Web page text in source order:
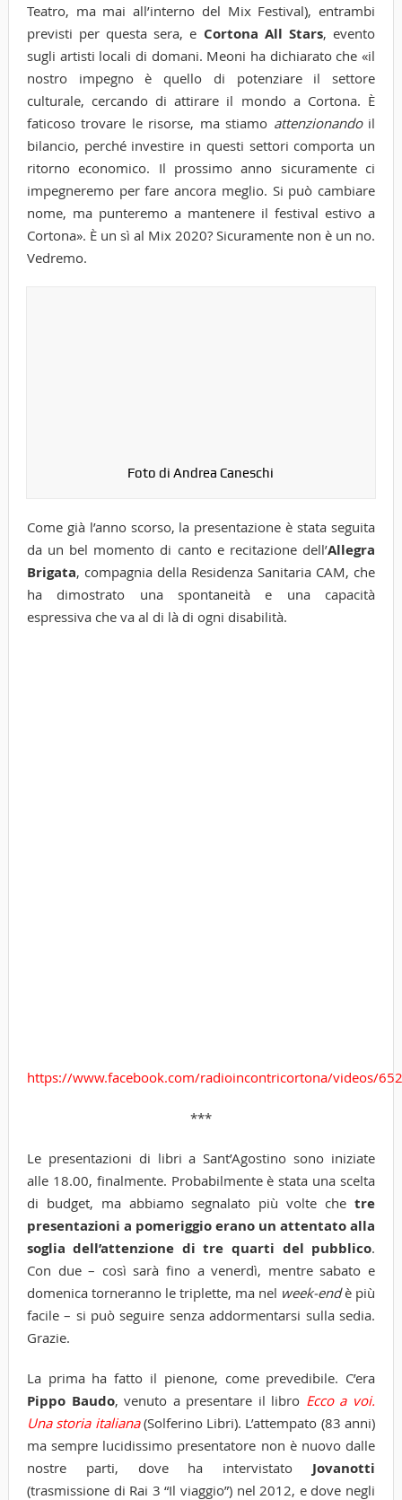
Teatro, ma mai all’interno del Mix Festival), entrambi
previsti per questa sera, e Cortona All Stars, evento
sugli artisti locali di domani. Meoni ha dichiarato che «il
nostro impegno è quello di potenziare il settore
culturale, cercando di attirare il mondo a Cortona. È
faticoso trovare le risorse, ma stiamo attenzionandoil
bilancio, perché investire in questi settori comporta un
ritorno economico. Il prossimo anno sicuramente ci
impegneremo per fare ancora meglio. Si può cambiare
nome, ma punteremo a mantenere il festival estivo a
Cortona». È un sì al Mix 2020? Sicuramente non è un no.
Vedremo.
Foto di Andrea Caneschi
Come già l’anno scorso, la presentazione è stata seguita
da un bel momento di canto e recitazione dell’Allegra
Brigata, compagnia della Residenza Sanitaria CAM, che
ha dimostrato una spontaneità e una capacità
espressiva che va al di là di ogni disabilità.
https://www.facebook.com/radioincontricortona/videos/
***
Le presentazioni di libri a Sant’Agostino sono iniziate
alle 18.00, finalmente. Probabilmente è stata una scelta
di budget, ma abbiamo segnalato più volte chetre
presentazioni a pomeriggio erano un attentato alla
soglia dell’attenzione di tre quarti del pubblico.
Con due – così sarà fino a venerdì, mentre sabato e
domenica torneranno le triplette, ma nel week-endè più
facile – si può seguire senza addormentarsi sulla sedia.
Grazie.
La prima ha fatto il pienone, come prevedibile. C’era
Pippo Baudo, venuto a presentare il libro Ecco a voi.
Una storia italiana(Solferino Libri). L’attempato (83 anni)
ma sempre lucidissimo presentatore non è nuovo dalle
nostre parti, dove ha intervistato Jovanotti
(trasmissione di Rai 3 “Il viaggio”) nel 2012, e dove negli